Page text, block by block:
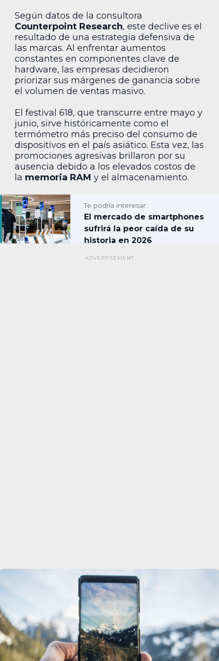
Según datos de la consultora
Counterpoint Research, este declive es el
resultado de una estrategia defensiva de
las marcas. Al enfrentar aumentos
constantes en componentes clave de
hardware, las empresas decidieron
priorizar sus márgenes de ganancia sobre
el volumen de ventas masivo.
El festival 618, que transcurre entre mayo y
junio, sirve históricamente como el
termómetro más preciso del consumo de
dispositivos en el país asiático. Esta vez, las
promociones agresivas brillaron por su
ausencia debido a los elevados costos de
la memoria RAM y el almacenamiento.
Te podría interesar:
El mercado de smartphones
sufrirá la peor caída de su
historia en 2026